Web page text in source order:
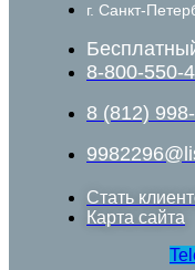
г. Санкт-
8-800-550-
8 (812)
Стать
Карта сайта